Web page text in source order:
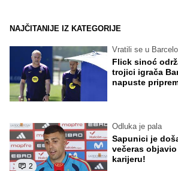
NAJČITANIJE IZ KATEGORIJE
Vratili se u
Flick sinoć
trojici igrača
napuste
2
Odluka je pala
Sapunici je
večeras
karijeru!